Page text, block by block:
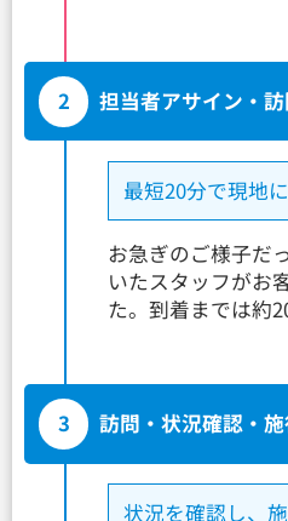
2 担当者アサイン・
最短20分で現地
お急ぎのご様子だ
いたスタッフがお
た。到着までは約
3 訪問・状況確認・
状況を確認し、